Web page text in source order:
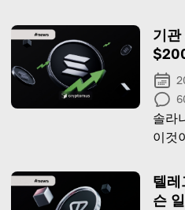
기
솔라
이것
알아
텔
슨